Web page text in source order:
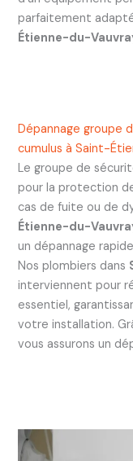
parfaitement
Étienne-du-
Dépannage groupe
cumulus à Saint-
Le groupe de
pour la protection
cas de fuite ou de
Étienne-du-
un dépannage
Nos plombiers dans
interviennent pour
essentiel,
votre installation.
vous assurons un